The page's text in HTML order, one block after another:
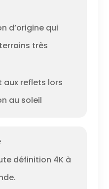
d’origine qui
très
aux reflets lors
au soleil
définition 4K à